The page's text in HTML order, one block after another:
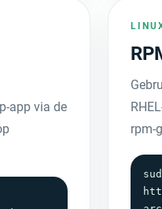
app via de
rpm-